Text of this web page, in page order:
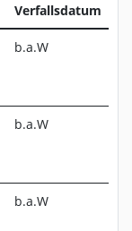
Verfallsdatum
b.a.W
b.a.W
b.a.W